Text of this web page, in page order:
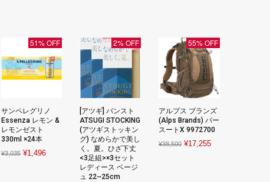
51% OFF
サンペレグリノ
Essenza レモン &
レモンゼスト
330ml ×24本
¥3,035 Original
¥1,496Current
2% OFF
[アツギ] パンスト
ATSUGI STOCKING
(アツギストッキン
グ) なめらかで美し
く。夏。ひざ下丈
<3足組>×3セット
レディース ベージ
ュ 22~25cm
55% OFF
アルプス ブランズ
(Alps Brands) パー
スートX 9972700
¥38,500 Original
¥17,255Current